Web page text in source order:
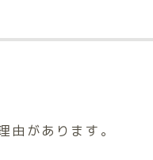
があります。